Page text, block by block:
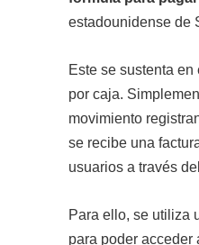
estadounidense de
Este se sustenta
por caja.
movimiento
se recibe una
usuarios a través
Para ello, se utiliza
para poder acceder